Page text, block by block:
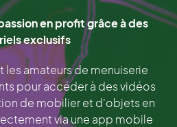
en profit grâce à des
exclusifs
les amateurs de menuiserie
pour accéder à des vidéos
de mobilier et d'objets en
via une app mobile